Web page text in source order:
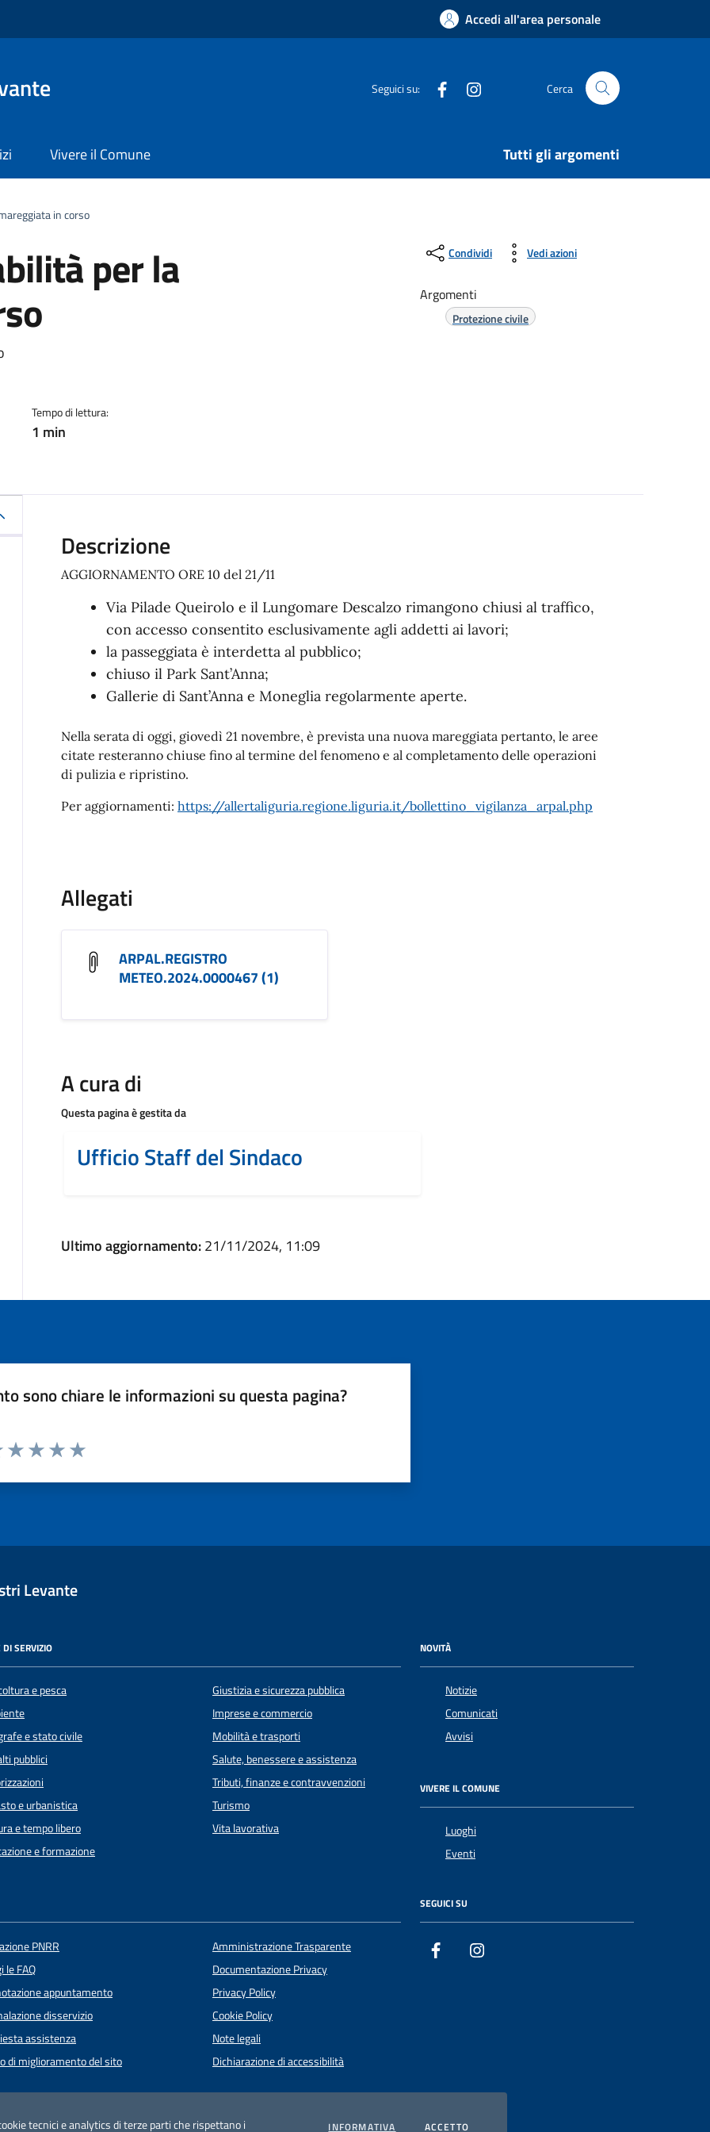
tecnici e analytics di terze parti che rispettano i
INFORMATIVA PRIVACYACCETTOI COOKIES
Accedi all'area personale
Seguici su: Facebook Cerca
Vivere il Comune Tutti gli argomenti
in corso
per la
Tempo di lettura:
1 min
Condividi Vedi azioni
Argomenti
Protezione civile
Descrizione
AGGIORNAMENTO ORE 10 del 21/11
Via Pilade Queirolo e il Lungomare Descalzo rimangono chiusi al traffico,
con accesso consentito esclusivamente agli addetti ai lavori;
la passeggiata è interdetta al pubblico;
chiuso il Park Sant’Anna;
Gallerie di Sant’Anna e Moneglia regolarmente aperte.
Nella serata di oggi, giovedì 21 novembre, è prevista una nuova mareggiata pertanto, le aree
citate resteranno chiuse fino al termine del fenomeno e al completamento delle operazioni
di pulizia e ripristino.
Per aggiornamenti: https://allertaliguria.regione.liguria.it/bollettino_vigilanza_arpal.php
Allegati
ARPAL.REGISTRO
METEO.2024.0000467 (1)
A cura di
Questa pagina è gestita da
Ufficio Staff del Sindaco
Ultimo aggiornamento:21/11/2024, 11:09
sono chiare le informazioni su questa pagina?
Levante
DI SERVIZIO
e pesca
e stato civile
pubblici
e urbanistica
e tempo libero
e formazione
Giustizia e sicurezza pubblica
Imprese e commercio
Mobilità e trasporti
Salute, benessere e assistenza
Tributi, finanze e contravvenzioni
Turismo
Vita lavorativa
NOVITÀ
Notizie
Comunicati
Avvisi
VIVERE IL COMUNE
Luoghi
Eventi
PNRR
le FAQ
appuntamento
disservizio
assistenza
di miglioramento del sito
Amministrazione Trasparente
Documentazione Privacy
Privacy Policy
Cookie Policy
Note legali
Dichiarazione di accessibilità
SEGUICI SU
Facebook